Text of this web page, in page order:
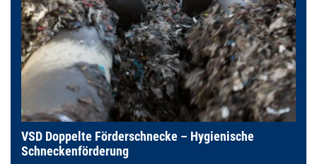
VSD Doppelte Förderschnecke – Hygienische
Schneckenförderung